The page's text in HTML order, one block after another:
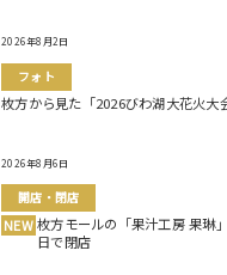
2026年8月2日
フォト
枚方から見た「2026びわ湖大花火大
2026年8月6日
開店・閉店
NEW 枚方モールの「果汁工房 果琳
日で閉店